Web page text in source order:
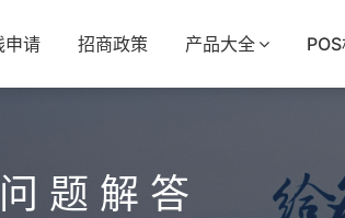
申请 招商政策 产品大全
问题解答